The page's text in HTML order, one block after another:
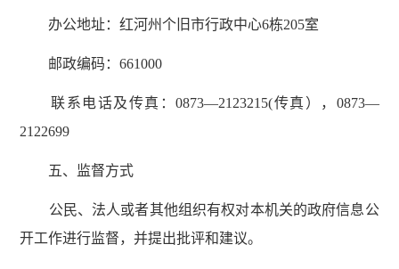
办公地址：红河州个旧市行政中心6栋205室
邮政编码：661000
联系电话及传真：0873—2123215(传真）， 0873—
2122699
五、监督方式
公民、法人或者其他组织有权对本机关的政府信息公
开工作进行监督，并提出批评和建议。